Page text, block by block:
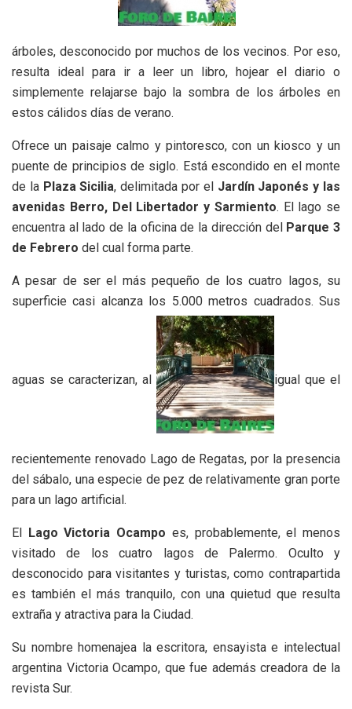
árboles, desconocido por muchos de los vecinos. Por eso,
resulta ideal para ir a leer un libro, hojear el diario o
simplemente relajarse bajo la sombra de los árboles en
estos cálidos días de verano.
Ofrece un paisaje calmo y pintoresco, con un kiosco y un
puente de principios de siglo. Está escondido en el monte
de la Plaza Sicilia, delimitada por el Jardín Japonés y las
avenidas Berro, Del Libertador y Sarmiento. El lago se
encuentra al lado de la oficina de la dirección del Parque 3
de Febrero del cual forma parte.
A pesar de ser el más pequeño de los cuatro lagos, su
superficie casi alcanza los 5.000 metros cuadrados. Sus
aguas se caracterizan, al igual que el
recientemente renovado Lago de Regatas, por la presencia
del sábalo, una especie de pez de relativamente gran porte
para un lago artificial.
El Lago Victoria Ocampo es, probablemente, el menos
visitado de los cuatro lagos de Palermo. Oculto y
desconocido para visitantes y turistas, como contrapartida
es también el más tranquilo, con una quietud que resulta
extraña y atractiva para la Ciudad.
Su nombre homenajea la escritora, ensayista e intelectual
argentina Victoria Ocampo, que fue además creadora de la
revista Sur.